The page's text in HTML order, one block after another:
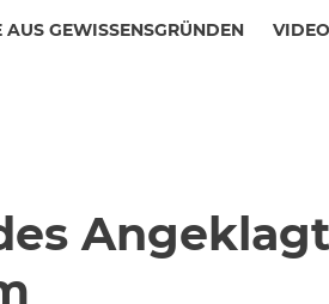
AUS GEWISSENSGRÜNDEN VIDEO